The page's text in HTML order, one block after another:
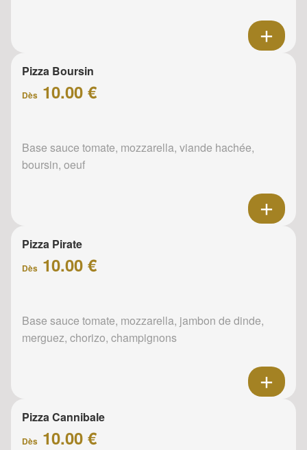
Pizza Boursin
Dès 10.00 €
Base sauce tomate, mozzarella, viande hachée,
boursin, oeuf
Pizza Pirate
Dès 10.00 €
Base sauce tomate, mozzarella, jambon de dinde,
merguez, chorizo, champignons
Pizza Cannibale
Dès 10.00 €